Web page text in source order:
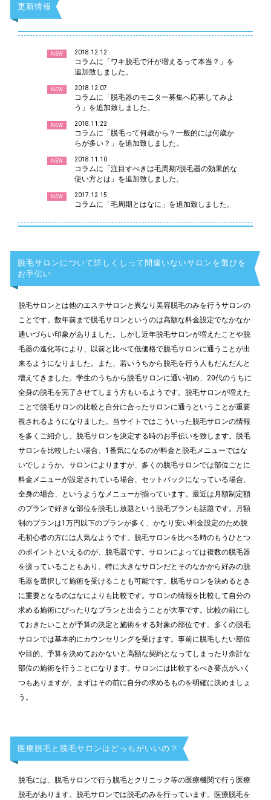
更新情報
NEW 2018.12.12
コラムに「ワキ脱毛で汗が増えるって本当？」を
追加致しました。
NEW 2018.12.07
コラムに「脱毛器のモニター募集へ応募してみよ
う」を追加致しました。
NEW 2018.11.22
コラムに「脱毛って何歳から？一般的には何歳か
らが多い？」を追加致しました。
NEW 2018.11.10
コラムに「注目すべきは毛周期?脱毛器の効果的な
使い方とは」を追加致しました。
NEW 2017.12.15
コラムに「毛周期とはなに」を追加致しました。
脱毛サロンについて詳しくしって間違いないサロンを選びを
お手伝い
脱毛サロンとは他のエステサロンと異なり美容脱毛のみを行うサロンの
ことです。数年前まで脱毛サロンというのは高額な料金設定でなかなか
通いづらい印象がありました。しかし近年脱毛サロンが増えたことや脱
毛器の進化等により、以前と比べて低価格で脱毛サロンに通うことが出
来るようになりました。また、若いうちから脱毛を行う人もだんだんと
増えてきました。学生のうちから脱毛サロンに通い初め、20代のうちに
全身の脱毛を完了させてしまう方もいるようです。脱毛サロンが増えた
ことで脱毛サロンの比較と自分に合ったサロンに通うということが重要
視されるようになりました。当サイトではこういった脱毛サロンの情報
を多くご紹介し、脱毛サロンを決定する時のお手伝いを致します。脱毛
サロンを比較したい場合、1番気になるのが料金と脱毛メニューではな
いでしょうか。サロンによりますが、多くの脱毛サロンでは部位ごとに
料金メニューが設定されている場合、セットパックになっている場合、
全身の場合、というようなメニューが揃っています。最近は月額制定額
のプランで好きな部位を脱毛し放題という脱毛プランも話題です。月額
制のプランは1万円以下のプランが多く、かなり安い料金設定のため脱
毛初心者の方には人気なようです。脱毛サロンを比べる時のもうひとつ
のポイントといえるのが、脱毛器です。サロンによっては複数の脱毛器
を扱っていることもあり、特に大きなサロンだとそのなかから好みの脱
毛器を選択して施術を受けることも可能です。脱毛サロンを決めるとき
に重要となるのはなによりも比較です。サロンの情報を比較して自分の
求める施術にぴったりなプランと出会うことが大事です。比較の前にし
ておきたいことが予算の決定と施術をする対象の部位です。多くの脱毛
サロンでは基本的にカウンセリングを受けます。事前に脱毛したい部位
や目的、予算を決めておかないと高額な契約となってしまったり余計な
部位の施術を行うことになります。サロンには比較するべき要点がいく
つもありますが、まずはその前に自分の求めるものを明確に決めましょ
う。
医療脱毛と脱毛サロンはどっちがいいの？
脱毛には、脱毛サロンで行う脱毛とクリニック等の医療機関で行う医療
脱毛があります。脱毛サロンでは脱毛のみを行っています。医療脱毛を